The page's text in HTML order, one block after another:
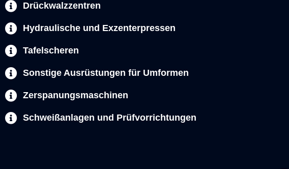
Drückwalzzentren
Hydraulische und Exzenterpressen
Tafelscheren
Sonstige Ausrüstungen für Umformen
Zerspanungsmaschinen
Schweißanlagen und Prüfvorrichtungen